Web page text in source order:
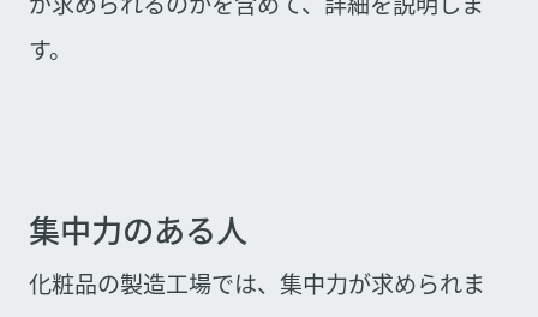
す。
集中力のある人
化粧品の製造工場では、集中力が求められま